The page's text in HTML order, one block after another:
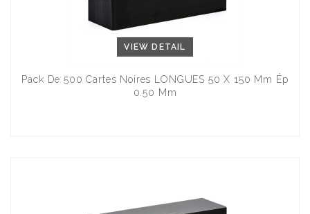
VIEW DETAIL
Pack De 500 Cartes Noires LONGUES 50 X 150 Mm Ép
0.50 Mm